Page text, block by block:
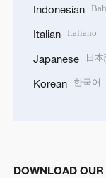
Indonesian
Italian Italiano
Japanese 日
Korean 한국어
DOWNLOAD OUR